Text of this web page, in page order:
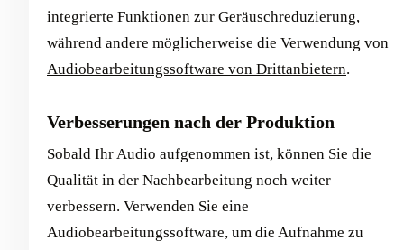
integrierte Funktionen zur Geräuschreduzierung,
während andere möglicherweise die Verwendung von
Audiobearbeitungssoftware von Drittanbietern.
Verbesserungen nach der Produktion
Sobald Ihr Audio aufgenommen ist, können Sie die
Qualität in der Nachbearbeitung noch weiter
verbessern. Verwenden Sie eine
Audiobearbeitungssoftware, um die Aufnahme zu